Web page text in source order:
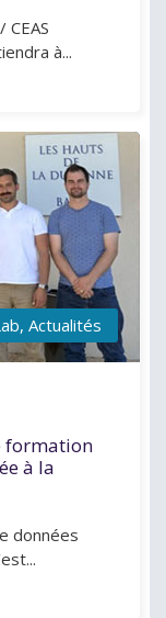
CEAS
à...
, Actualités
formation
à la
données